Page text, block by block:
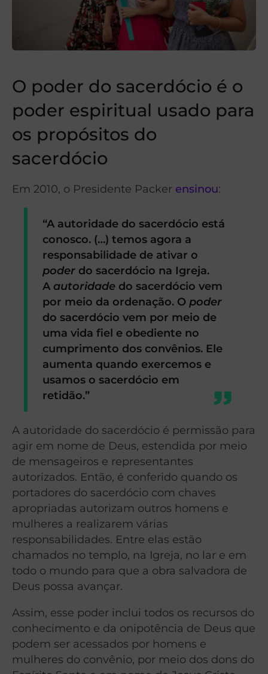
O poder do sacerdócio é o
poder espiritual usado para
os propósitos do
sacerdócio
Em 2010, o Presidente Packer ensinou:
“A autoridade do sacerdócio está
conosco. (…) temos agora a
responsabilidade de ativar o
poder do sacerdócio na Igreja.
Aautoridade do sacerdócio vem
por meio da ordenação. O poder
do sacerdócio vem por meio de
uma vida fiel e obediente no
cumprimento dos convênios. Ele
aumenta quando exercemos e
usamos o sacerdócio em
retidão.”
A autoridade do sacerdócio é permissão para
agir em nome de Deus, estendida por meio
de mensageiros e representantes
autorizados. Então, é conferido quando os
portadores do sacerdócio com chaves
apropriadas autorizam outros homens e
mulheres a realizarem várias
responsabilidades. Entre elas estão
chamados no templo, na Igreja, no lar e em
todo o mundo para que a obra salvadora de
Deus possa avançar.
Assim, esse poder inclui todos os recursos do
conhecimento e da onipotência de Deus que
podem ser acessados por homens e
mulheres do convênio, por meio dos dons do